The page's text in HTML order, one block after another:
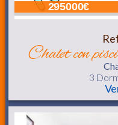
295000€
chalet con
3